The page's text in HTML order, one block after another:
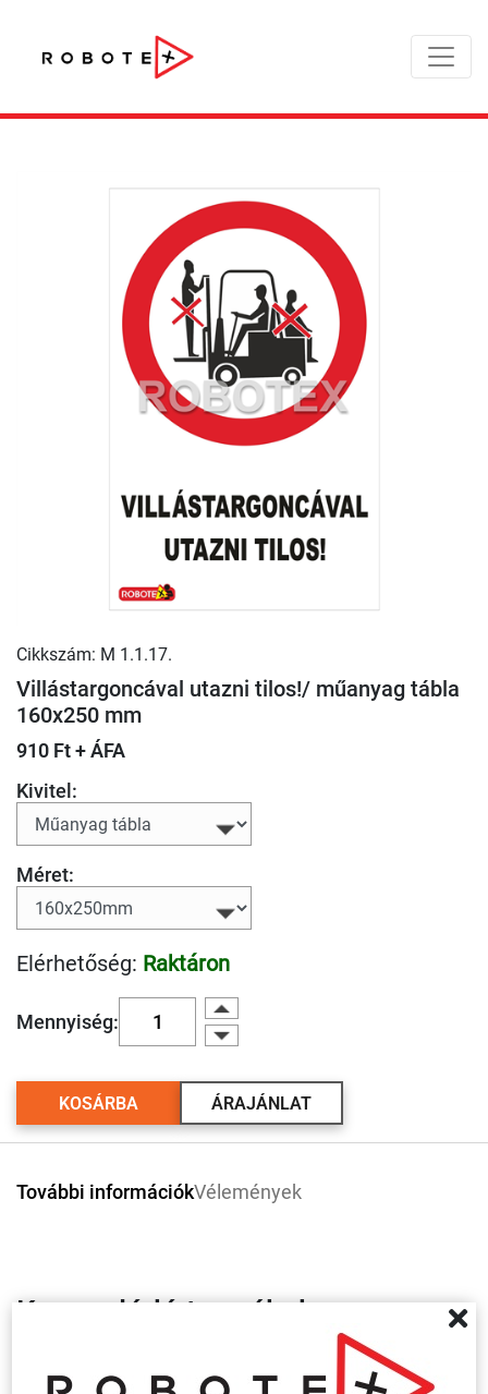
Cikkszám: M 1.1.17.
Villástargoncával utazni tilos!/ műanyag tábla
160x250 mm
910 Ft + ÁFA
Kivitel:
Méret:
Elérhetőség: Raktáron
Mennyiség:
KOSÁRBA ÁRAJÁNLAT
További információkVélemények
Kapcsolódó termékek
Több